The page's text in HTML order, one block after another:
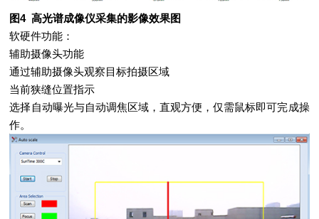
图4 高光谱成像仪采集的影像效果图
软硬件功能：
辅助摄像头功能
通过辅助摄像头观察目标拍摄区域
当前狭缝位置指示
选择自动曝光与自动调焦区域，直观方便，仅需鼠标即可完成操
作。